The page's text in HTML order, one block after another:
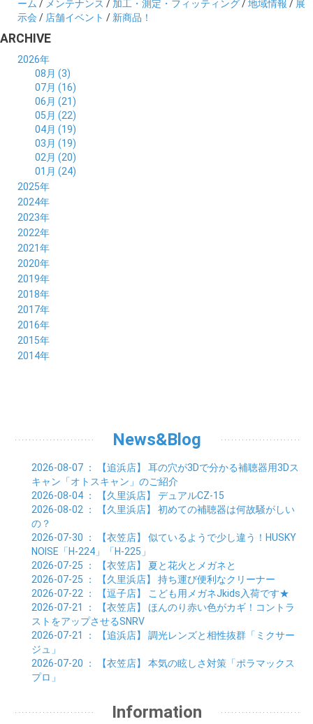
ーム / メンテナンス / 加工・測定・フィッティング/ 地域情報 / 展
示会 / 店舗イベント / 新商品！
ARCHIVE
2026年
08月 (3)
07月 (16)
06月 (21)
05月 (22)
04月 (19)
03月 (19)
02月 (20)
01月 (24)
2025年
12月 (14)
11月 (17)
10月 (21)
09月 (20)
08月 (20)
07月 (18)
06月 (22)
05月 (21)
04月 (19)
03月 (19)
02月 (19)
01月 (21)
2024年
12月 (19)
11月 (21)
10月 (23)
09月 (23)
08月 (20)
07月 (21)
06月 (22)
05月 (18)
04月 (26)
03月 (23)
02月 (29)
2023年
12月 (19)
11月 (19)
10月 (20)
09月 (22)
08月 (24)
07月 (26)
06月 (25)
05月 (28)
04月 (26)
03月 (30)
2022年
12月 (36)
11月 (16)
10月 (22)
09月 (20)
08月 (18)
07月 (21)
06月 (23)
05月 (25)
04月 (20)
2021年
12月 (18)
11月 (19)
10月 (20)
09月 (24)
08月 (35)
07月 (17)
06月 (25)
05月 (31)
2020年
12月 (19)
11月 (23)
10月 (24)
09月 (29)
08月 (26)
07月 (25)
06月 (21)
2019年
12月 (26)
11月 (21)
10月 (26)
09月 (26)
08月 (31)
07月 (22)
2018年
12月 (22)
11月 (28)
10月 (23)
09月 (27)
08月 (24)
01月 (24)
2017年
12月 (20)
11月 (22)
10月 (21)
02月 (20)
01月 (23)
2016年
12月 (26)
11月 (21)
03月 (25)
02月 (30)
01月 (33)
2015年
12月 (36)
06月 (15)
04月 (9)
03月 (7)
02月 (7)
01月 (9)
2014年
News&Blog
2026-08-07 ： 【追浜店】 耳の穴が3Dで分かる補聴器用3Dス
キャン「オトスキャン」のご紹介
2026-08-04 ： 【久里浜店】 デュアルCZ-15
2026-08-02 ： 【久里浜店】 初めての補聴器は何故騒がしい
の？
2026-07-30 ： 【衣笠店】 似ているようで少し違う！HUSKY
NOISE「H-224」「H-225」
2026-07-25 ： 【衣笠店】 夏と花火とメガネと
2026-07-25 ： 【久里浜店】 持ち運び便利なクリーナー
2026-07-22 ： 【逗子店】
こども用メガネJkids入荷です★
2026-07-21
： 【衣笠店】 ほんのり赤い色がカギ！コントラ
ストをアップさせるSNRV
2026-07-21
： 【追浜店】 調光レンズと相性抜群「ミクサー
ジュ」
2026-07-20 ： 【衣笠店】 本気の眩しさ対策「ポラマックス
プロ」
Information